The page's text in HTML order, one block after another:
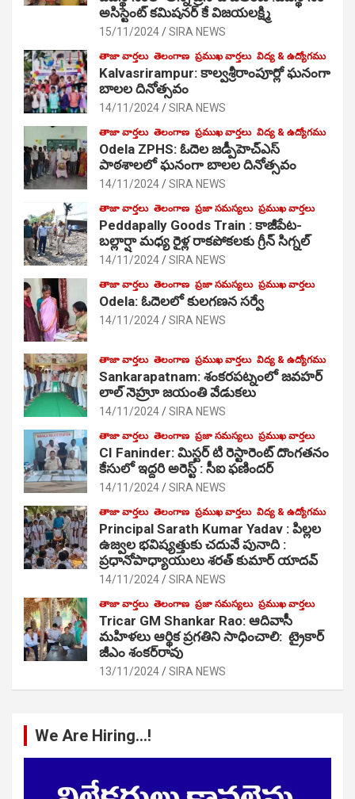
అసిస్టెంట్ కమిషనర్ కే విజయలక్ష్మి
15/11/2024 SIRA NEWS
తాజా వార్తలు తెలంగాణ ప్రముఖ వార్తలు విద్య & ఉద్యోగము
Kalvasrirampur: కాల్వశ్రీరాంపూర్లో ఘనంగా
బాలల దినోత్సవం
14/11/2024 SIRA NEWS
తాజా వార్తలు తెలంగాణ ప్రముఖ వార్తలు విద్య & ఉద్యోగము
Odela ZPHS: ఓదెల జ‌డ్పీహెచ్ఎస్
పాఠ‌శాల‌లో ఘనంగా బాలల దినోత్సవం
14/11/2024 SIRA NEWS
తాజా వార్తలు తెలంగాణ ప్రజా సమస్యలు ప్రముఖ వార్తలు
Peddapally Goods Train : కాజీపేట-
బల్లార్షా మధ్య రైళ్ల రాకపోకలకు గ్రీన్ సిగ్నల్
14/11/2024 SIRA NEWS
తాజా వార్తలు తెలంగాణ ప్రజా సమస్యలు ప్రముఖ వార్తలు
Odela: ఓదెలలో కులగణన సర్వే
14/11/2024 SIRA NEWS
తాజా వార్తలు తెలంగాణ ప్రముఖ వార్తలు విద్య & ఉద్యోగము
Sankarapatnam: శంకరపట్నంలో జవహర్
లాల్ నెహ్రూ జయంతి వేడుకలు
14/11/2024 SIRA NEWS
తాజా వార్తలు తెలంగాణ ప్రజా సమస్యలు ప్రముఖ వార్తలు
CI Faninder: మిస్టర్ టి రెస్టారెంట్ దొంగతనం
కేసులో ఇద్దరి అరెస్ట్ : సీఐ ఫణిందర్
14/11/2024 SIRA NEWS
తాజా వార్తలు తెలంగాణ ప్రముఖ వార్తలు విద్య & ఉద్యోగము
Principal Sarath Kumar Yadav : పిల్లల
ఉజ్వల భవిష్యత్తుకు చదువే పునాది :
ప్రధానోపాధ్యాయులు శరత్ కుమార్ యాదవ్
14/11/2024 SIRA NEWS
తాజా వార్తలు తెలంగాణ ప్రజా సమస్యలు ప్రముఖ వార్తలు
Tricar GM Shankar Rao: ఆదివాసీ
మహిళలు ఆర్థిక ప్రగతిని సాధించాలి: ట్రైకార్
జీఎం శంకర్‌రావు
13/11/2024 SIRA NEWS
We Are Hiring…!